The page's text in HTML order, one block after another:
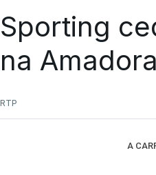
Sporting
na Amadora
RTP
A